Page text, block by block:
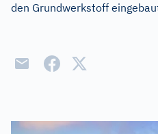
den Grundwerkstoff